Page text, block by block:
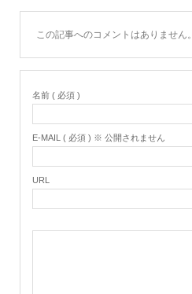
この記事へのコメントはありません。
名前 ( 必須 )
E-MAIL ( 必須 ) ※ 公開されません
URL